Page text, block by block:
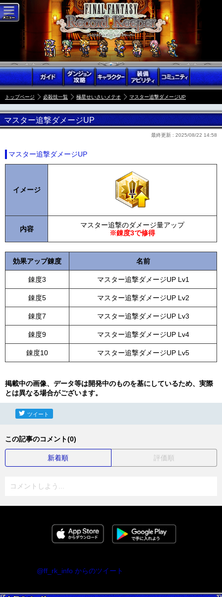
トップページ 必殺技一覧 極星せいさいメテオ マスター追撃ダメージUP
マスター追撃ダメージUP
最終更新 : 2025/08/22 14:58
マスター追撃ダメージUP
イメージ
内容
マスター追撃のダメージ量アップ
※錬度3で修得
効果アップ錬度 名前
錬度3 マスター追撃ダメージUP Lv1
錬度5 マスター追撃ダメージUP Lv2
錬度7 マスター追撃ダメージUP Lv3
錬度9 マスター追撃ダメージUP Lv4
錬度10 マスター追撃ダメージUP Lv5
掲載中の画像、データ等は開発中のものを基にしているため、実際
とは異なる場合がございます。
ツイート
この記事のコメント(0)
新着順 評価順
コメントしよう...
@ff_rk_info からのツイート